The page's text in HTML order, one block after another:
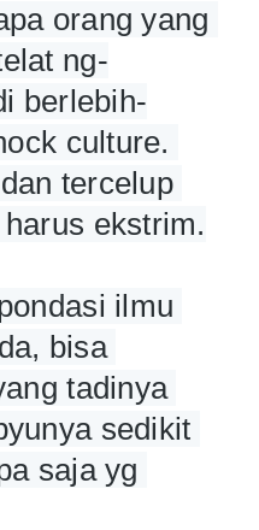
orang yang
ng-
berlebih-
culture.
tercelup
ekstrim.
ilmu
bisa
tadinya
sedikit
saja yg